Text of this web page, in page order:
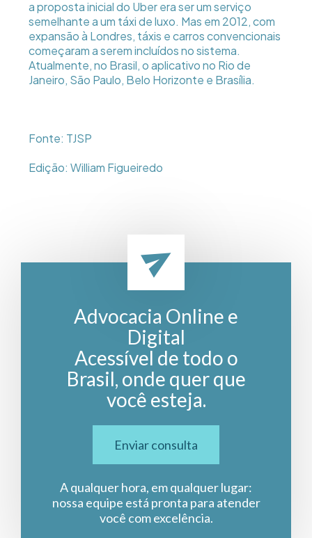
a proposta inicial do Uber era ser um serviço
semelhante a um táxi de luxo. Mas em 2012, com
expansão à Londres, táxis e carros convencionais
começaram a serem incluídos no sistema.
Atualmente, no Brasil, o aplicativo no Rio de
Janeiro, São Paulo, Belo Horizonte e Brasília.
Fonte: TJSP
Edição: William Figueiredo
Advocacia Online e
Digital
Acessível de todo o
Brasil, onde quer que
você esteja.
Enviar consulta
A qualquer hora, em qualquer lugar:
nossa equipe está pronta para atender
você com excelência.